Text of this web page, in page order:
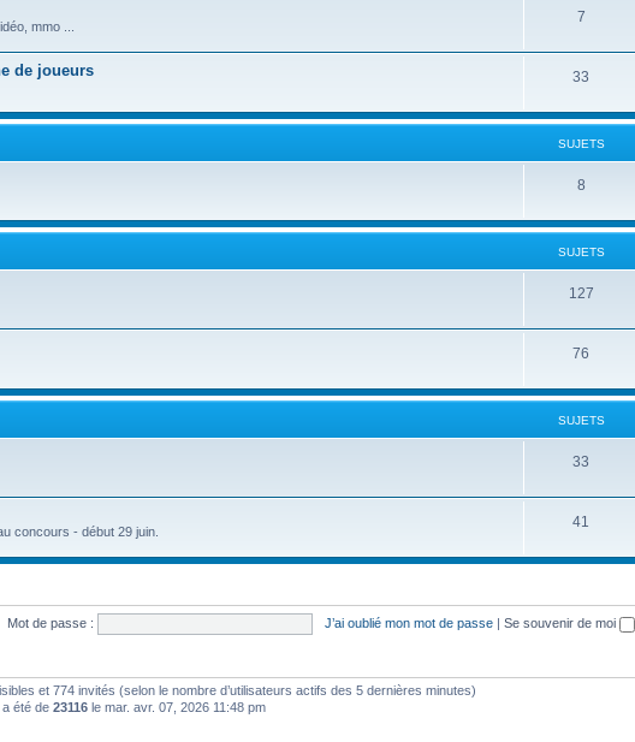
mmo ...
7
de joueurs 33
SUJETS
8
SUJETS
127
76
SUJETS
33
concours - début 29 juin.
41
Mot de passe : J’ai oublié mon mot de passe | Se souvenir de moi
et 774 invités (selon le nombre d’utilisateurs actifs des 5 dernières minutes)
a été de 23116 le mar. avr. 07, 2026 11:48 pm